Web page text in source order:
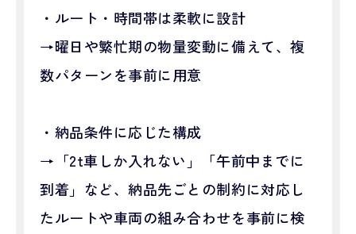
・ルート・時間帯は柔軟に設計
→曜日や繁忙期の物量変動に備えて、複
数パターンを事前に用意
・納品条件に応じた構成
→「2t車しか入れない」「午前中までに
到着」など、納品先ごとの制約に対応し
たルートや車両の組み合わせを事前に検